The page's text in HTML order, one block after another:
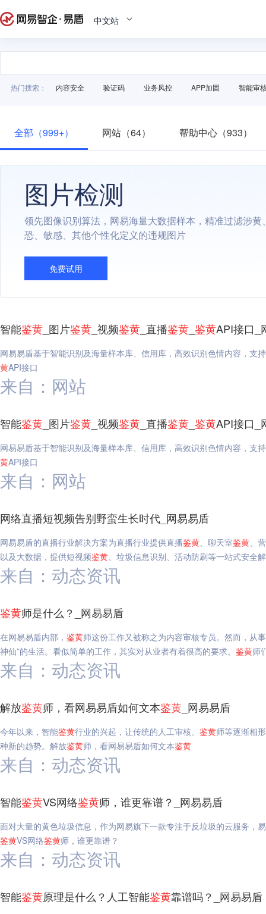
中文站
热门搜索： 内容安全 验证码 业务风控 APP加固 智能审
全部（999+） 网站（64） 帮助中心（933）
图片检测
领先图像识别算法，网易海量大数据样本，精准过滤涉黄
恐、敏感、其他个性化定义的违规图片
免费试用
智能鉴黄 _图片鉴黄 _视频鉴黄 _直播鉴黄 鉴黄API接口_
网易易盾基于智能识别及海量样本库、信用库，高效识别色情内容，支
黄API接口
来自：网站
智能鉴黄 _图片鉴黄 _视频鉴黄 _直播鉴黄 鉴黄API接口_
网易易盾基于智能识别及海量样本库、信用库，高效识别色情内容，支
黄API接口
来自：网站
网络直播短视频告别野蛮生长时代_网易易盾
网易易盾的直播行业解决方案为直播行业提供直播鉴黄、聊天室鉴黄、
以及大数据，提供短视频鉴黄、垃圾信息识别、活动防刷等一站式安全
来自：动态资讯
鉴黄师是什么？_网易易盾
在网易易盾内部， 鉴黄师这份工作又被称之为内容审核专员。然而，从
神仙”的生活。看似简单的工作，其实对从业者有着很高的要求。 鉴黄师
来自：动态资讯
解放鉴黄师，看网易易盾如何文本鉴黄 _网易易盾
今年以来，智能鉴黄行业的兴起，让传统的人工审核、 鉴黄师等逐渐相
种新的趋势。解放鉴黄师，看网易易盾如何文本鉴黄
来自：动态资讯
智能鉴黄VS网络鉴黄师，谁更靠谱？_网易易盾
面对大量的黄色垃圾信息，作为网易旗下一款专注于反垃圾的云服务，
鉴黄VS网络鉴黄师，谁更靠谱？
来自：动态资讯
智能鉴黄原理是什么？人工智能鉴黄靠谱吗？_网易易盾